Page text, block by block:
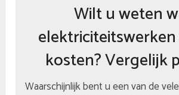
Wilt u weten
kosten? Vergelijk
Waarschijnlijk bent u een van de